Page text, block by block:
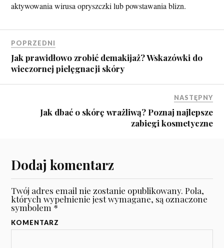
aktywowania wirusa opryszczki lub powstawania blizn.
POPRZEDNI
Jak prawidłowo zrobić demakijaż? Wskazówki do
wieczornej pielęgnacji skóry
NASTĘPNY
Jak dbać o skórę wrażliwą? Poznaj najlepsze
zabiegi kosmetyczne
Dodaj komentarz
Twój adres email nie zostanie opublikowany. Pola,
których wypełnienie jest wymagane, są oznaczone
symbolem*
KOMENTARZ